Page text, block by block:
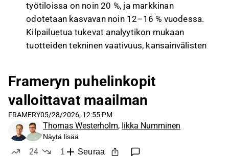
työtiloissa on noin 20 %, ja markkinan
odotetaan kasvavan noin 12–16 % vuodessa.
Kilpailuetua tukevat analyytikon mukaan
tuotteiden tekninen vaativuus, kansainvälisten
Palveluliiketoiminta koostuu podien
vuokrauksesta ja SaaS-ratkaisusta. SaaS-
tuotteen hinnoittelu on 11 euroa per tila, mutta
liiketoiminta on vielä varhaisessa vaiheessa;
Q3:lla 2024 sen liikevaihto oli noin 700 000
euroa.
Frameryn puhelinkopit
valloittavat maailman
FRAMERY05/28/2026, 12:55 PM
Thomas Westerholm, Iikka Numminen
Näytä lisää
24
1
Seuraa